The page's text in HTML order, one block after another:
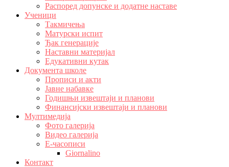
Распоред допунске и додатне наставе
Ученици
Такмичења
Матурски испит
Ђак генерације
Наставни материјал
Едукативни кутак
Документа школе
Прописи и акти
Јавне набавке
Годишњи извештаји и планови
Финансијски извештаји и планови
Мултимедија
Фото галерија
Видео галерија
Е-часописи
Giornalino
Контакт